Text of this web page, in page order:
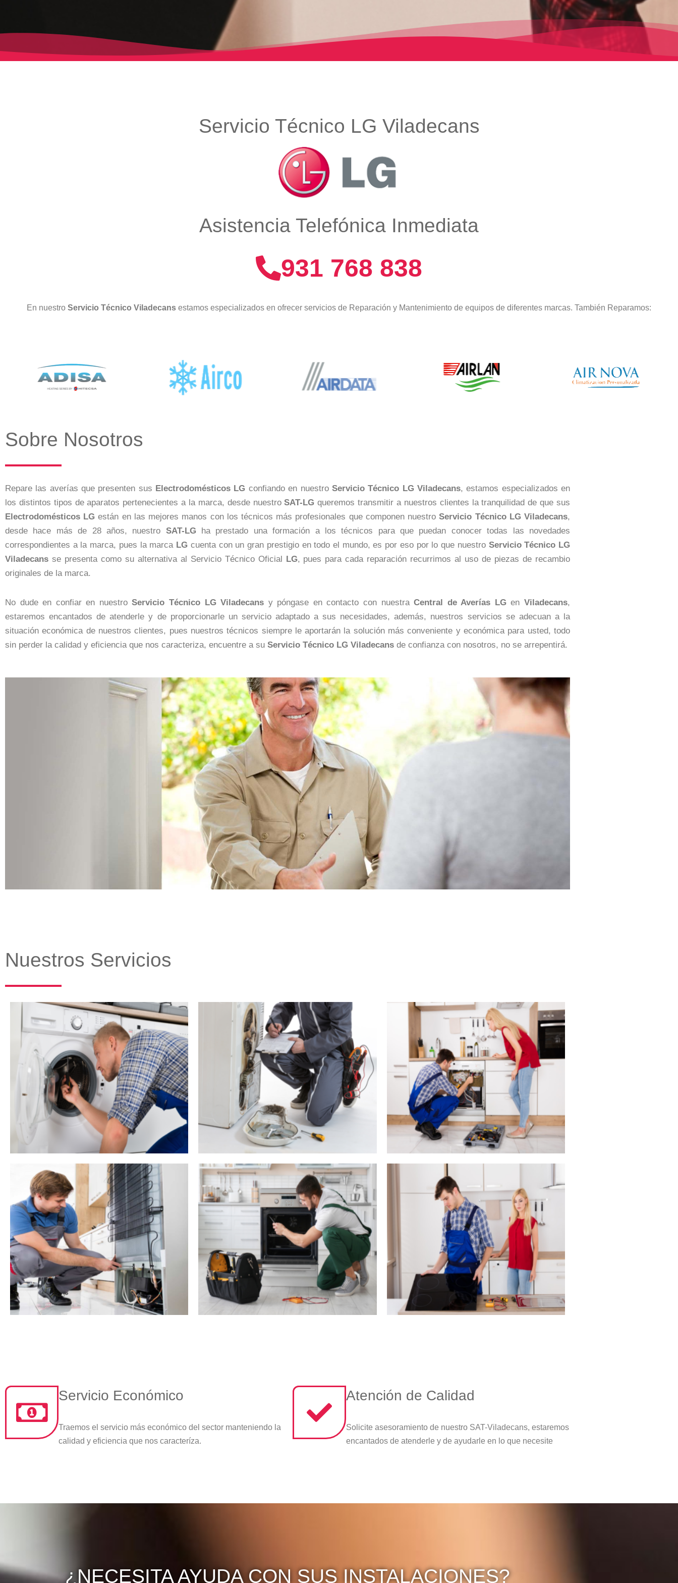
Servicio Técnico LG Viladecans
Asistencia Telefónica Inmediata
931 768 838
En nuestro Servicio Técnico Viladecans estamos especializados en ofrecer servicios de Reparación y Mantenimiento de equipos de diferentes marcas. También Reparamos:
Sobre Nosotros
Repare las averías que presenten sus Electrodomésticos LG confiando en nuestro Servicio Técnico LG Viladecans, estamos especializados en
los distintos tipos de aparatos pertenecientes a la marca, desde nuestroSAT-LG queremos transmitir a nuestros clientes la tranquilidad de que sus
Electrodomésticos LG están en las mejores manos con los técnicos más profesionales que componen nuestroServicio Técnico LG Viladecans,
desde hace más de 28 años, nuestro SAT-LG ha prestado una formación a los técnicos para que puedan conocer todas las novedades
correspondientes a la marca, pues la marca LG cuenta con un gran prestigio en todo el mundo, es por eso por lo que nuestro Servicio Técnico LG
Viladecans se presenta como su alternativa al Servicio Técnico Oficial LG, pues para cada reparación recurrimos al uso de piezas de recambio
originales de la marca.
No dude en confiar en nuestroServicio Técnico LG Viladecans y póngase en contacto con nuestraCentral de Averías LG enViladecans,
estaremos encantados de atenderle y de proporcionarle un servicio adaptado a sus necesidades, además, nuestros servicios se adecuan a la
situación económica de nuestros clientes, pues nuestros técnicos siempre le aportarán la solución más conveniente y económica para usted, todo
sin perder la calidad y eficiencia que nos caracteriza, encuentre a su Servicio Técnico LG Viladecans de confianza con nosotros, no se arrepentirá.
Nuestros Servicios
Servicio Económico
Traemos el servicio más económico del sector manteniendo la
calidad y eficiencia que nos caracteríza.
Atención de Calidad
Solicite asesoramiento de nuestro SAT-Viladecans, estaremos
encantados de atenderle y de ayudarle en lo que necesite
¿NECESITA AYUDA CON SUS INSTALACIONES?